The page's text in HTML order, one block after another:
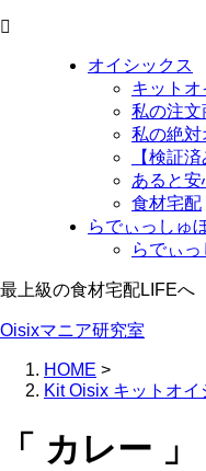
オイシックス
キットオ
私の注文
私の絶対
【検証
あると
食材宅配
らでぃっしゅ
らでぃ
最上級の食材宅配LIFEへ
Oisixマニア研究室
HOME >
Kit Oisix キットオイ
「 カレー